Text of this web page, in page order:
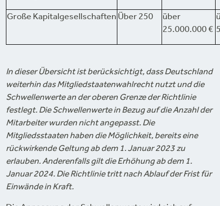
Große Kapitalgesellschaften Über 250
über
25.000.000 €
In dieser Übersicht ist berücksichtigt, dass Deutschland
weiterhin das Mitgliedstaatenwahlrecht nutzt und die
Schwellenwerte an der oberen Grenze der Richtlinie
festlegt. Die Schwellenwerte in Bezug auf die Anzahl der
Mitarbeiter wurden nicht angepasst. Die
Mitgliedsstaaten haben die Möglichkeit, bereits eine
rückwirkende Geltung ab dem 1. Januar 2023 zu
erlauben. Anderenfalls gilt die Erhöhung ab dem 1.
Januar 2024. Die Richtlinie tritt nach Ablauf der Frist für
Einwände in Kraft.